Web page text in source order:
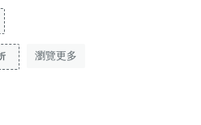
瀏覽更多